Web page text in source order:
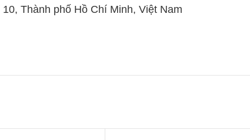
Thành phố Hồ Chí Minh, Việt Nam